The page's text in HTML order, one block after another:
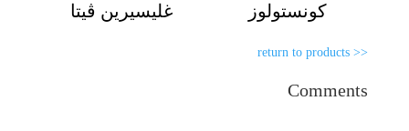
غليسيرين ڨيتا كونستولوز
<< return to products
Comments